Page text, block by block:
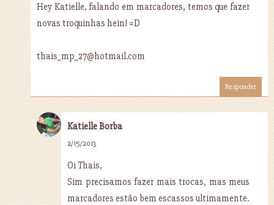
Hey Katielle, falando em marcadores, temos que fazer
novas troquinhas hein! =D
thais_mp_27@hotmail.com
Responder
Katielle Borba
2/15/2013
Oi Thais,
Sim precisamos fazer mais trocas, mas meus
marcadores estão bem escassos ultimamente.